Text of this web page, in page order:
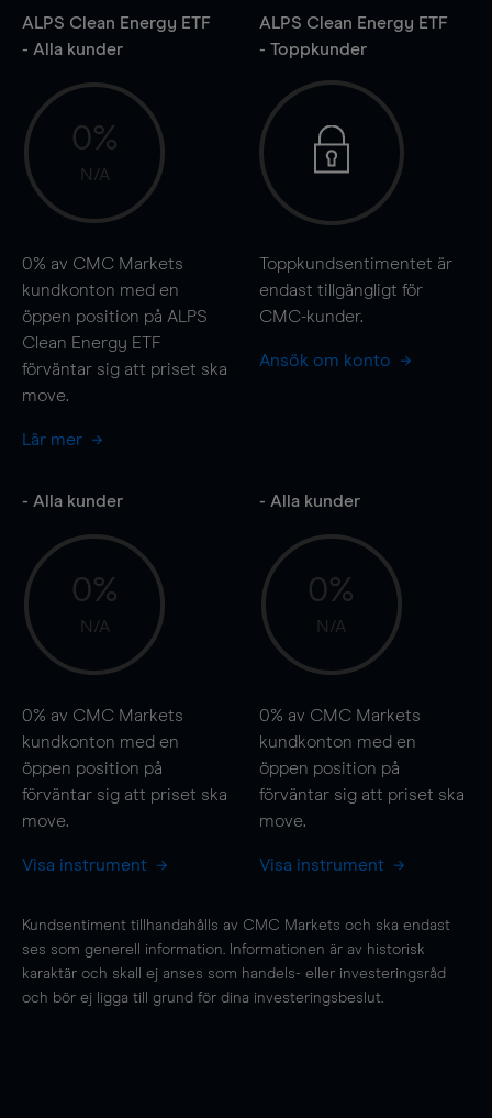
ALPS Clean Energy ETF
- Alla kunder
0%
N/A
0% av CMC Markets
kundkonton med en
öppen position på ALPS
Clean Energy ETF
förväntar sig att priset ska
move.
Lär mer
ALPS Clean Energy ETF
- Toppkunder
Toppkundsentimentet är
endast tillgängligt för
CMC-kunder.
Ansök om konto
- Alla kunder
0%
N/A
0% av CMC Markets
kundkonton med en
öppen position på
förväntar sig att priset ska
move.
Visa instrument
- Alla kunder
0%
N/A
0% av CMC Markets
kundkonton med en
öppen position på
förväntar sig att priset ska
move.
Visa instrument
Kundsentiment tillhandahålls av CMC Markets och ska endast
ses som generell information. Informationen är av historisk
karaktär och skall ej anses som handels- eller investeringsråd
och bör ej ligga till grund för dina investeringsbeslut.